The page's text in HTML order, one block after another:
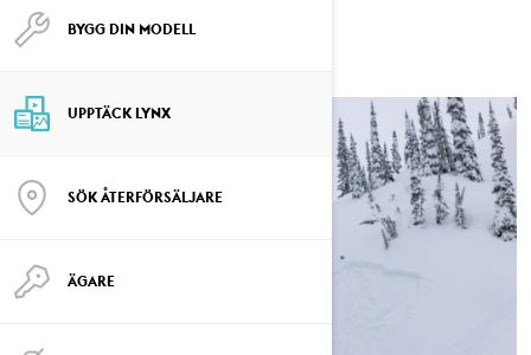
BYGG DIN MODELL
UPPTÄCK LYNX
SÖK ÅTERFÖRSÄLJARE
ÄGARE
THE BIG FIVE